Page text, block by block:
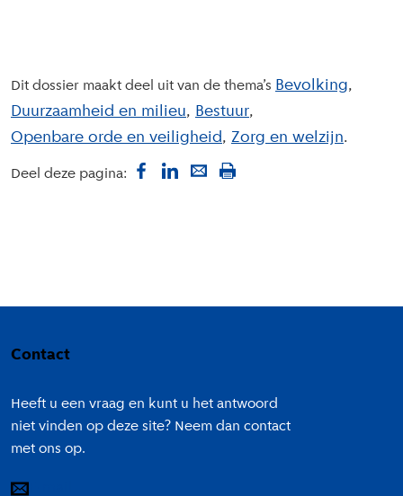
Dit dossier maakt deel uit van de thema’s Bevolking
Duurzaamheid en milieu
Bestuur
Openbare orde en veiligheid
Zorg en welzijn
Deel deze pagina:
Contact
Heeft u een vraag en kunt u het antwoord
niet vinden op deze site? Neem dan contact
met ons op.